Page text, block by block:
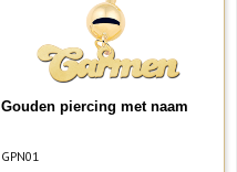
Gouden piercing met naam
GPN01